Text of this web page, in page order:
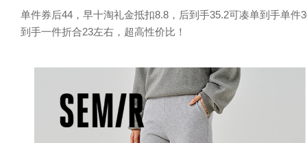
单件券后44，早十淘礼金抵扣8.8，后到手35.2可凑单到手单
到手一件折合23左右，超高性价比！